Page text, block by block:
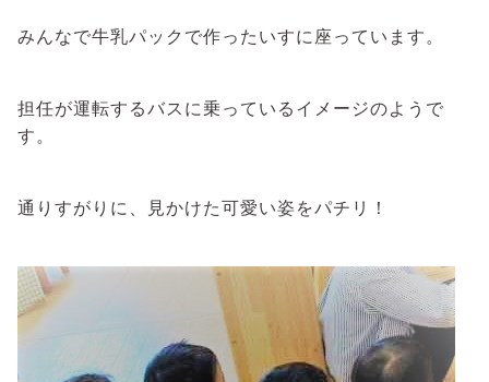
みんなで牛乳パックで作ったいすに座っています。
担任が運転するバスに乗っているイメージのようで
す。
通りすがりに、見かけた可愛い姿をパチリ！